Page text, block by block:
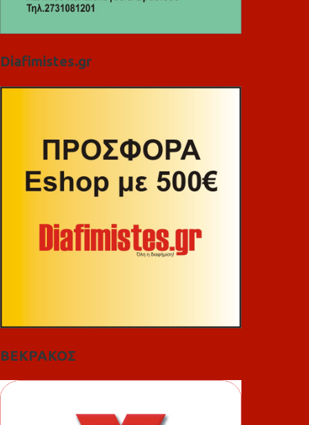
Diafimistes.gr
ΒΕΚΡΑΚΟΣ